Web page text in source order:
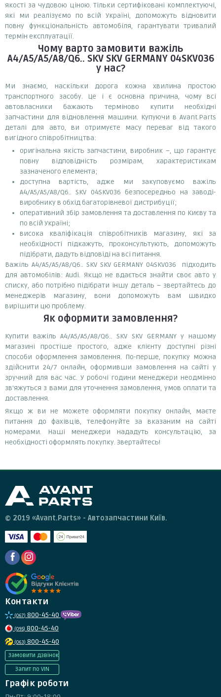
якості за чудовою ціною. Тільки сертифіковані комплектуючі,
які ми реалізуємо по всій Україні, допоможуть відновити
повну функціональність автомобіля, гарантувати тривалий
термін експлуатації.
Чому варто замовити важіль
A4/A5/A5/A8/Q6.. SKV SKV GERMANY 04SKV036
у нас?
Ми знаємо, наскільки дорога кожна хвилина простою
транспортного засобу. Це і є основна причина, чому всі
автовласники бажають терміново купити необхідні
запчастини для відновлення машини. Купуючи в Avant.Parts
деталі для авто, ви отримуєте масу переваг від такого
вигідного співробітництва:
оригінальна якість запчастини, виробник –, що гарантує
повну відповідність розмірам, характеристикам
зазначеного елемента;
доступна вартість, адже ми закуповуємо важіль
A4/A5/A5/A8/Q6.. SKV 04SKV036 безпосередньо на заводі-
виробнику в обхід багаторівневої дистрибуції;
оперативний збір замовлення та доставлення по Києву та
по всій Україні;
висока кваліфікація співробітників магазину, які за
необхідності підкажуть, проконсультують, допоможуть
підібрати, дадуть відповіді на всі питання.
Важіль A4/A5/A5/A8/Q6.. SKV SKV GERMANY 04SKV036 підходить
для автомобілів: Audi. Якщо не вдається знайти своє авто у
списку, або потрібно підібрати іншу деталь – звертайтесь до
менеджерів магазину, вони допоможуть вам швидко
вирішити цю проблему.
Як оформити замовлення?
Купити важіль A4/A5/A5/A8/Q6.. SKV SKV GERMANY у нашому
магазині простіше простого, адже клієнту доступні різні
способи оформлення замовлення. По-перше, покупку можна
здійснити 24/7 онлайн, оформивши замовлення на сайті у
зручний для вас час. У робочі години менеджери неодмінно
зв'яжуться з вами для уточнення замовлення, умов оплати та
доставлення.
Якщо ж ви не можете оформляти покупку онлайн, маєте
питання до фахівців, телефонуйте за вказаним на сайті
номерами. Наші менеджери нададуть консультацію, за
необхідності оформлять покупку. Звертайтесь!
© 2019 «Avant.Parts» - Автозапчастини Київ.
Контакти
(067) 800-45-40
(095) 800-45-40
(063) 800-45-40
Замовити дзвінок
Запит по VIN
Графік роботи